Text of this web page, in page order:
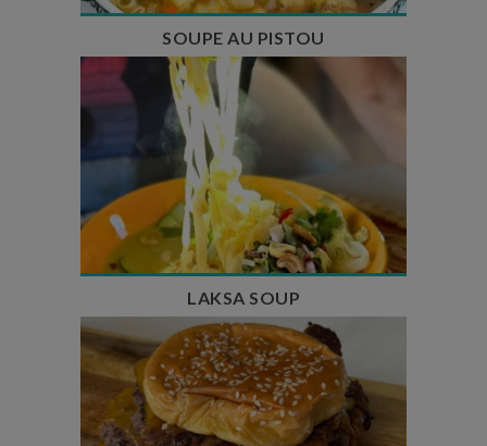
SOUPE AU PISTOU
Temps de préparation : 40 min
Temps de cuisson : 25 min
Nombre de couverts : 4
LAKSA SOUP
Temps de préparation : 20 min